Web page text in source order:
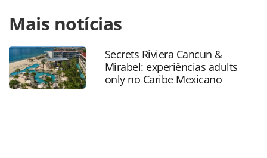
https://www.panrotas.com.br/noticia-
turismo/aviacao/2016/07/governo-autoriza-e-united-
anuncia-2-rotas-para-cuba_127248.html ou as ferramentas
oferecidas na página. Todo o conteúdo produzido pela
PANROTAS Editora é protegido pela legislação brasileira
sobre direito autoral. Não reproduza o conteúdo sem
Mais notícias
Secrets Riviera Cancun &
Mirabel: experiências adults
only no Caribe Mexicano